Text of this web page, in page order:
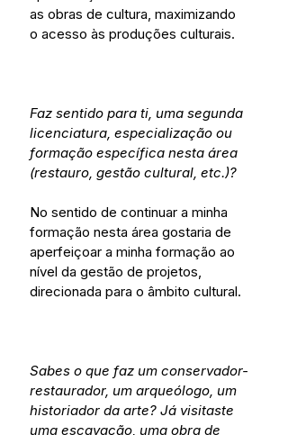
as obras de cultura, maximizando
o acesso às produções culturais.
Faz sentido para ti, uma segunda
licenciatura, especialização ou
formação específica nesta área
(restauro, gestão cultural, etc.)?
No sentido de continuar a minha
formação nesta área gostaria de
aperfeiçoar a minha formação ao
nível da gestão de projetos,
direcionada para o âmbito cultural.
Sabes o que faz um conservador-
restaurador, um arqueólogo, um
historiador da arte? Já visitaste
uma escavação, uma obra de